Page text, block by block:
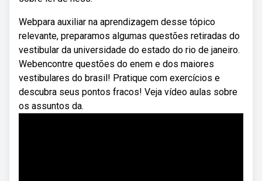
Webpara auxiliar na aprendizagem desse tópico
relevante, preparamos algumas questões retiradas do
vestibular da universidade do estado do rio de janeiro.
Webencontre questões do enem e dos maiores
vestibulares do brasil! Pratique com exercícios e
descubra seus pontos fracos! Veja vídeo aulas sobre
os assuntos da.